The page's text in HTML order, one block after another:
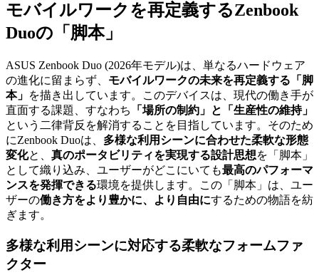
モバイルワークを再定義するZenbook
Duoの「脚本」
ASUS Zenbook Duo (2026年モデル)は、単なるハードウェア
の進化に留まらず、 モバイルワークの未来を再定義する「脚
本」 を描き出しています。このデバイスは、現代の働き手が
直面する課題、すなわち
「場所の制約」と「生産性の維持」
という二律背反を解消することを目指しています。そのため
にZenbook Duoは、 多様な利用シーンに合わせた柔軟な形態
変化と、 真のポータビリティを実現する設計思想を「脚本」
として織り込み、ユーザーがどこにいても最高のパフォーマ
ンスを発揮できる環境を提供します。この「脚本」は、ユー
ザーの働き方をより豊かに、より自由にするための物語を紡
ぎます。
多様な利用シーンに対応する柔軟なフォームファ
クター